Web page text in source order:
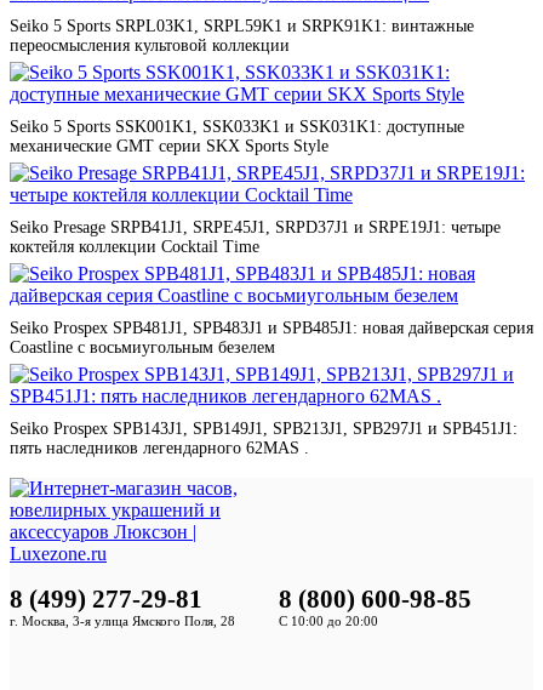
Seiko 5 Sports SRPL03K1, SRPL59K1 и SRPK91K1: винтажные
переосмысления культовой коллекции
Seiko 5 Sports SSK001K1, SSK033K1 и SSK031K1: доступные
механические GMT серии SKX Sports Style
Seiko Presage SRPB41J1, SRPE45J1, SRPD37J1 и SRPE19J1: четыре
коктейля коллекции Cocktail Time
Seiko Prospex SPB481J1, SPB483J1 и SPB485J1: новая дайверская серия
Coastline с восьмиугольным безелем
Seiko Prospex SPB143J1, SPB149J1, SPB213J1, SPB297J1 и SPB451J1:
пять наследников легендарного 62MAS .
8 (499) 277-29-81
г. Москва, 3-я улица Ямского Поля, 28
8 (800) 600-98-85
С 10:00 до 20:00